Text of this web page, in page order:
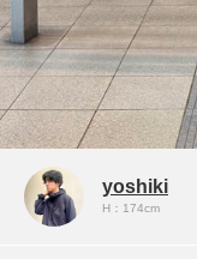
yoshiki
H：174cm